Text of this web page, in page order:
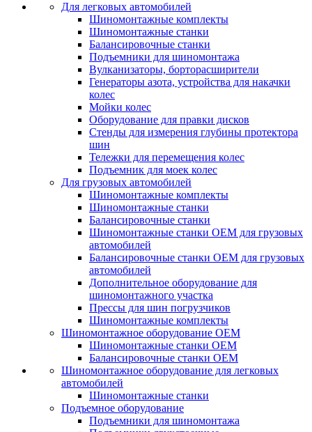
Для легковых автомобилей
Шиномонтажные комплекты
Шиномонтажные станки
Балансировочные станки
Подъемники для шиномонтажа
Вулканизаторы, борторасширители
Генераторы азота, устройства для накачки
колес
Мойки колес
Оборудование для правки дисков
Стенды для измерения глубины протектора
шин
Тележки для перемещения колес
Подъемник для моек колеc
Для грузовых автомобилей
Шиномонтажные комплекты
Шиномонтажные станки
Балансировочные станки
Шиномонтажные станки ОЕМ для грузовых
автомобилей
Балансировочные станки ОЕМ для грузовых
автомобилей
Дополнительное оборудование для
шиномонтажного участка
Прессы для шин погрузчиков
Шиномонтажные комплекты
Шиномонтажное оборудование ОЕМ
Шиномонтажные станки ОЕМ
Балансировочные станки ОЕМ
Шиномонтажное оборудование для легковых
автомобилей
Шиномонтажные станки
Подъемное оборудование
Подъемники для шиномонтажа